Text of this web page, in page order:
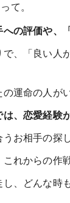
って。
への評価や、
で、「良い人
運命の人が
、恋愛経験
お相手の探
これからの作
、どんな時